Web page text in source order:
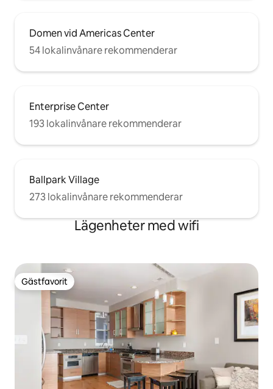
Domen vid Americas Center
54 lokalinvånare rekommenderar
Enterprise Center
193 lokalinvånare rekommenderar
Ballpark Village
273 lokalinvånare rekommenderar
Lägenheter med wifi
Gästfavorit
Gästfavorit